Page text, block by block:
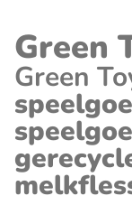
Green
Green